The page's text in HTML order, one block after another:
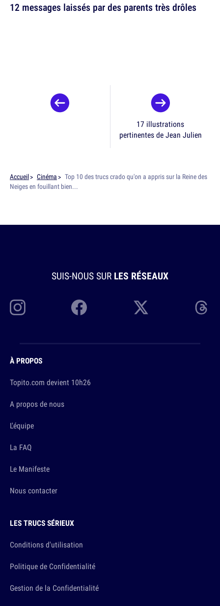
12 messages laissés par des parents très drôles
17 illustrations
pertinentes de Jean Julien
Accueil Cinéma
Top 10 des trucs crado qu'on a appris sur la Reine des
Neiges en fouillant bien...
SUIS-NOUS SUR LES RÉSEAUX
À PROPOS
Topito.com devient 10h26
A propos de nous
L'équipe
La FAQ
Le Manifeste
Nous contacter
LES TRUCS SÉRIEUX
Conditions d'utilisation
Politique de Confidentialité
Gestion de la Confidentialité